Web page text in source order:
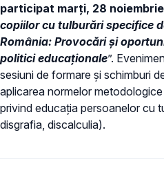
participat marți, 28
copiilor cu tulburări specifice
România: Provocări și
politici educaționale”.
sesiuni de formare și schimburi
aplicarea normelor
privind educația persoanelor cu
disgrafia, discalculia).